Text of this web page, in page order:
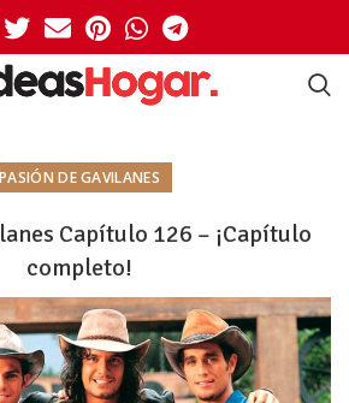
PASIÓN DE GAVILANES
Capítulo 126 – ¡Capítulo
completo!